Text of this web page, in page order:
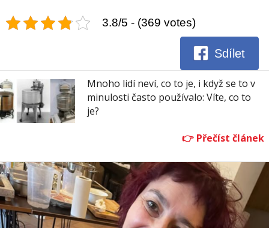
3.8/5 - (369 votes)
Sdílet
Mnoho lidí neví, co to je, i když se to v
minulosti často používalo: Víte, co to
je?